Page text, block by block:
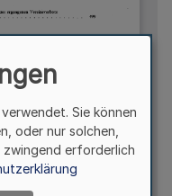
Sie können
oder nur solchen,
erforderlich